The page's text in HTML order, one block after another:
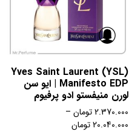
Yves Saint Laurent (YSL)
Manifesto EDP | ایو سن
لورن منیفستو ادو پرفیوم
2.370.000تومان –
20.040.000تومان